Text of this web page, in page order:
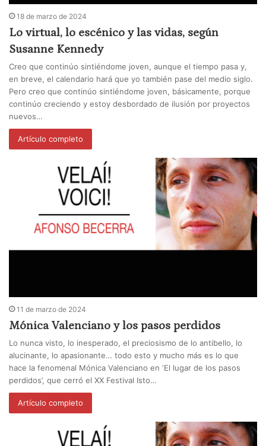
18 de marzo de 2024
Lo virtual, lo escénico y las vidas, según
Susanne Kennedy
Creo que continúo sintiéndome joven, aunque el tiempo pasa y,
en breve, el calendario hará que yo también pase del medio siglo.
Pero creo que continúo sintiéndome joven, básicamente, porque
continúo creciendo y estoy desbordado de ilusión por proyectos
nuevos…
Artículo completo
11 de marzo de 2024
Mónica Valenciano y los pasos perdidos
Lo nunca visto, lo inesperado, el preciosismo de lo antibello, lo
alucinante, lo apasionante… todo esto y mucho más es lo que
hace la fenomenal Mónica Valenciano en ‘El lugar de los pasos
perdidos’, que cerró el XX Festival Isto…
Artículo completo